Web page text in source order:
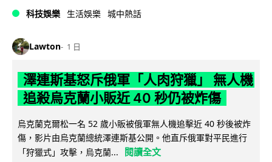
科技娛樂 生活娛樂 城中熱話
Lawton 1 日
澤連斯基怒斥俄軍「人肉狩獵」 無人機
追殺烏克蘭小販近 40 秒仍被炸傷
烏克蘭克爾松一名 52 歲小販被俄軍無人機追擊近 40 秒後被炸
傷，影片由烏克蘭總統澤連斯基公開。他直斥俄軍對平民進行
「狩獵式」攻擊，烏克蘭...
閱讀全文